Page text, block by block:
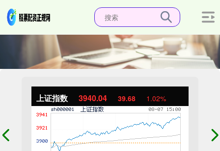
上证指数 3940.04 39.68 1.02%